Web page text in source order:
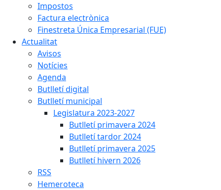
Impostos
Factura electrònica
Finestreta Única Empresarial (FUE)
Actualitat
Avisos
Notícies
Agenda
Butlletí digital
Butlletí municipal
Legislatura 2023-2027
Butlletí primavera 2024
Butlletí tardor 2024
Butlletí primavera 2025
Butlletí hivern 2026
RSS
Hemeroteca